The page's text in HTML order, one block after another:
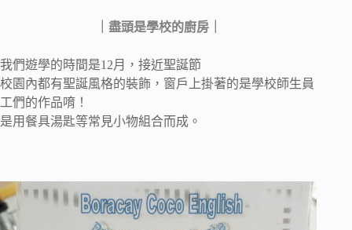
｜盡頭是學校的廚房｜
我們遊學的時間是12月，接近聖誕節
校園內都有聖誕風格的裝飾，窗戶上掛著的是學校師生員
工們的作品唷！
是用餐具湯匙等常見小物組合而成。